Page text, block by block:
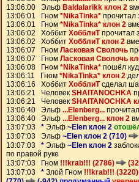
13:06:00 Эльф Baldalarikk клон 2
13:06:01 Гном *NikaTinka* прочитал
13:06:01 Гном *NikaTinka* клон 2
13:06:02 Хоббит ХобблиТпрочитал
13:06:02 Хоббит ХобблиТ клон 2
13:06:07 Гном Ласковая Сволочь
13:06:07 Гном Ласковая Сволочь
13:06:08 Гном *NikaTinka* пошёл
13:06:11 Гном *NikaTinka* клон 2
13:06:16 Хоббит ХобблиТсделал
13:06:21 ЧеловекSHAITANOCHKA
13:06:21 Человек SHAITANOCHKA
13:06:40 Эльф ...Elenberg...
13:06:40 Эльф ...Elenberg... клон 2
13:07:03 * Эльф ~Elen клон 2
13:07:03 Эльф ~Elen клон 2 (710)
13:07:03 * Эльф ~Elen клон 2
по правой руке
13:07:03 Гном !!!krab!!! (2786)
13:07:03 * Злой Гном !!!krab!!! (3220)